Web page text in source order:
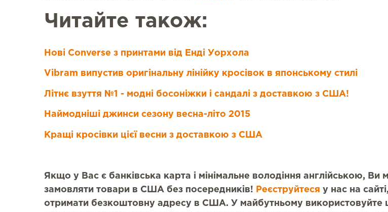
Читайте також:
Нові Converse з принтами від Енді Уорхола
Vibram випустив оригінальну лінійку кросівок в японському стилі
Літнє взуття №1 - модні босоніжки і сандалі з доставкою з США!
Наймодніші джинси сезону весна-літо 2015
Кращі кросівки цієї весни з доставкою з США
Якщо у Вас є банківська карта і мінімальне володіння англійською, Ви
замовляти товари в США без посередників!
Реєструйтеся у нас на
отримати безкоштовну адресу в США. У майбутньому використовуйте